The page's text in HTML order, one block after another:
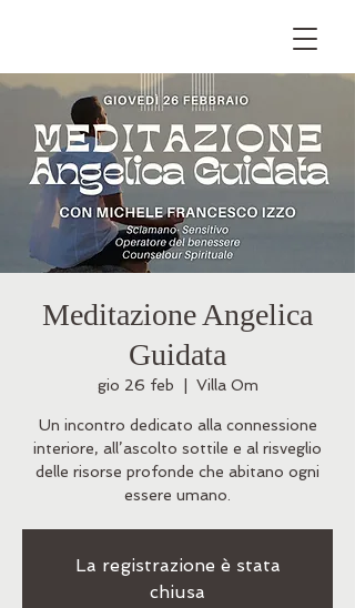
Meditazione Angelica
Guidata
gio 26 feb Villa Om
Un incontro dedicato alla connessione
interiore, all’ascolto sottile e al risveglio
delle risorse profonde che abitano ogni
essere umano.
La registrazione è stata
chiusa